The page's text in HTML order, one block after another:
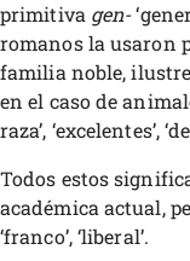
primitiva gen-
romanos la usaron
familia noble,
en el caso de
raza’, ‘excelentes’,
Todos estos
académica actual,
‘franco’, ‘liberal’.